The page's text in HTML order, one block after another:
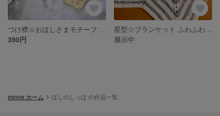
390円
展示中
minne ホーム ほしのしっぽ の作品一覧